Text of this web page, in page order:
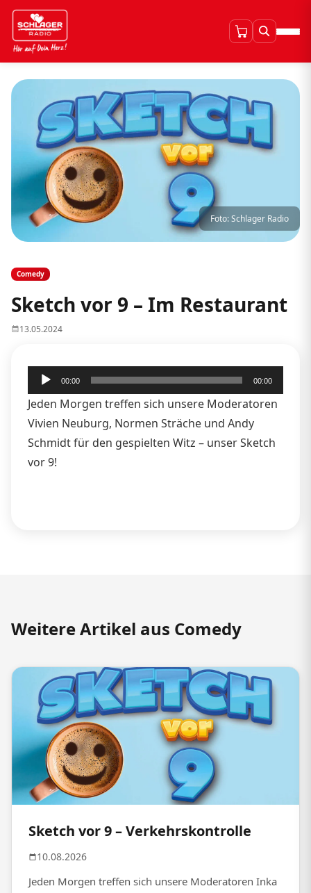
Foto: Schlager Radio
Comedy
Sketch vor 9 – Im Restaurant
13.05.2024
Audio-
Player
00:00 00:00
Jeden Morgen treffen sich unsere Moderatoren
Vivien Neuburg, Normen Sträche und Andy
Schmidt für den gespielten Witz – unser Sketch
vor 9!
Weitere Artikel aus Comedy
Sketch vor 9 – Verkehrskontrolle
10.08.2026
Jeden Morgen treffen sich unsere Moderatoren Inka